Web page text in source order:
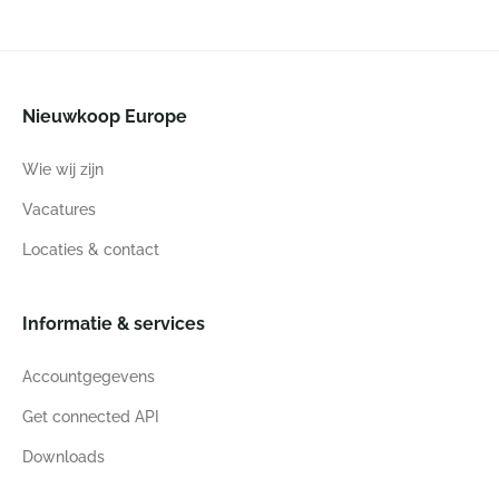
Nieuwkoop Europe
Wie wij zijn
Vacatures
Locaties & contact
Informatie & services
Accountgegevens
Get connected API
Downloads